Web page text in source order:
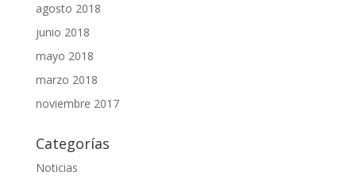
agosto 2018
junio 2018
mayo 2018
marzo 2018
noviembre 2017
Categorías
Noticias